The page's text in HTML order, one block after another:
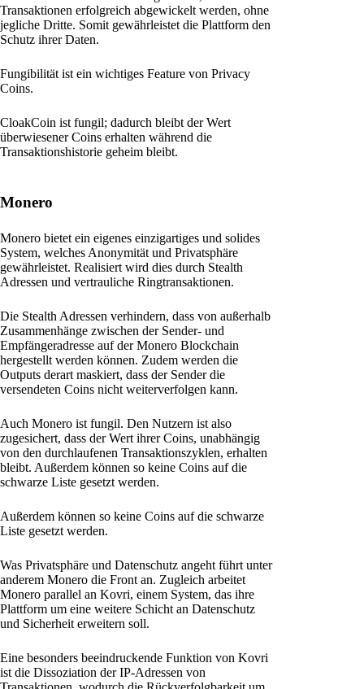
Transaktionen erfolgreich abgewickelt werden, ohne
jegliche Dritte. Somit gewährleistet die Plattform den
Schutz ihrer Daten.
Fungibilität ist ein wichtiges Feature von Privacy
Coins.
CloakCoin ist fungil; dadurch bleibt der Wert
überwiesener Coins erhalten während die
Transaktionshistorie geheim bleibt.
Monero
Monero bietet ein eigenes einzigartiges und solides
System, welches Anonymität und Privatsphäre
gewährleistet. Realisiert wird dies durch Stealth
Adressen und vertrauliche Ringtransaktionen.
Die Stealth Adressen verhindern, dass von außerhalb
Zusammenhänge zwischen der Sender- und
Empfängeradresse auf der Monero Blockchain
hergestellt werden können. Zudem werden die
Outputs derart maskiert, dass der Sender die
versendeten Coins nicht weiterverfolgen kann.
Auch Monero ist fungil. Den Nutzern ist also
zugesichert, dass der Wert ihrer Coins, unabhängig
von den durchlaufenen Transaktionszyklen, erhalten
bleibt. Außerdem können so keine Coins auf die
schwarze Liste gesetzt werden.
Außerdem können so keine Coins auf die schwarze
Liste gesetzt werden.
Was Privatsphäre und Datenschutz angeht führt unter
anderem Monero die Front an. Zugleich arbeitet
Monero parallel an Kovri, einem System, das ihre
Plattform um eine weitere Schicht an Datenschutz
und Sicherheit erweitern soll.
Eine besonders beeindruckende Funktion von Kovri
ist die Dissoziation der IP-Adressen von